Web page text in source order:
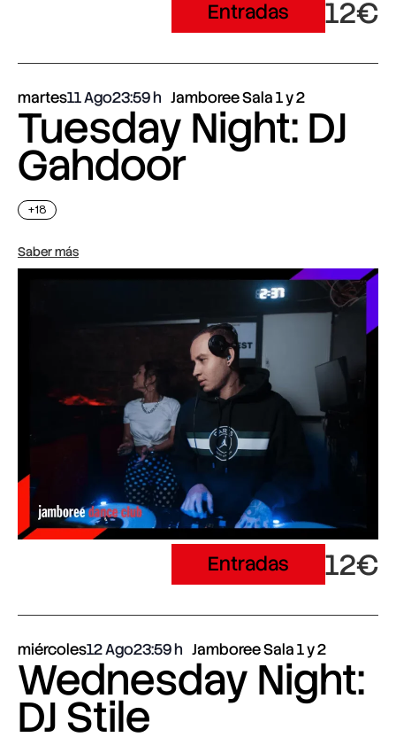
Entradas 12€
martes11 Ago23:59 Jamboree Sala 1 y 2
Tuesday Night: DJ
Gahdoor
+18
Saber más
Entradas 12€
miércoles12 Ago23:59 Jamboree Sala 1 y 2
Wednesday Night:
DJ Stile